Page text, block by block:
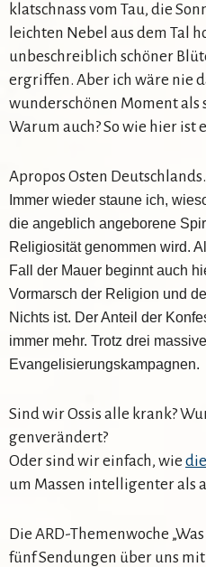
klatschnass vom Tau, die
leichten Nebel aus dem Tal
unbeschreiblich schöner
ergriffen. Aber ich wäre nie
wunderschönen Moment
Warum auch? So wie hier ist
Apropos Osten Deutschlands.
Immer wieder staune ich,
die angeblich angeborene
Religiosität genommen wird.
Fall der Mauer beginnt auch
Vormarsch der Religion und
Nichts ist. Der Anteil der
immer mehr. Trotz drei
Evangelisierungskampagnen.
Sind wir Ossis alle krank?
genverändert?
Oder sind wir einfach, wie
um Massen intelligenter als
Die ARD-Themenwoche
fünf Sendungen über uns